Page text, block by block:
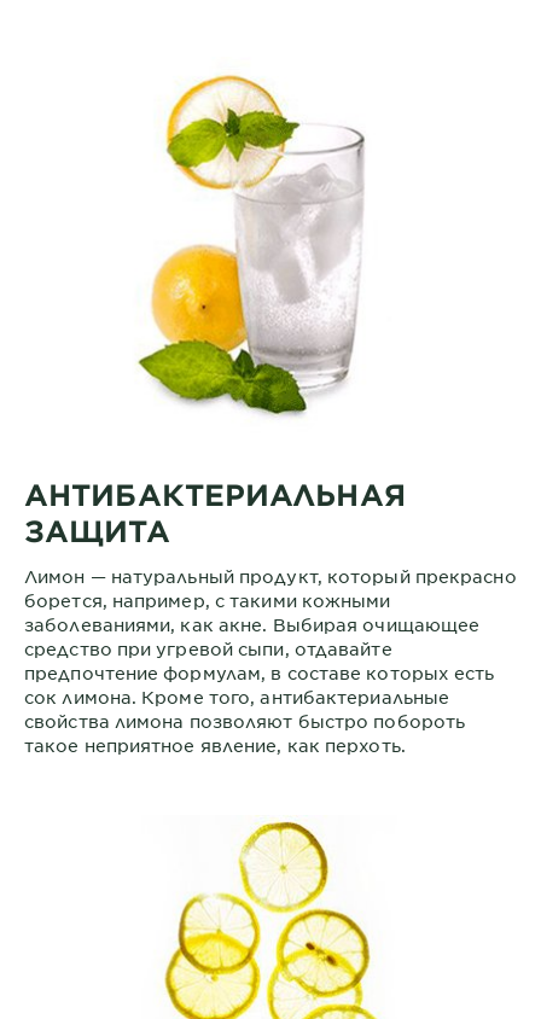
АНТИБАКТЕРИАЛЬНАЯ
ЗАЩИТА
Лимон — натуральный продукт, который прекрасно
борется, например, с такими кожными
заболеваниями, как акне. Выбирая очищающее
средство при угревой сыпи, отдавайте
предпочтение формулам, в составе которых есть
сок лимона. Кроме того, антибактериальные
свойства лимона позволяют быстро побороть
такое неприятное явление, как перхоть.